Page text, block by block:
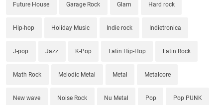
Future House Garage Rock Glam Hard rock
Hip-hop Holiday Music Indie rock Indietronica
J-pop Jazz K-Pop Latin Hip-Hop Latin Rock
Math Rock Melodic Metal Metal Metalcore
New wave Noise Rock Nu Metal Pop Pop PUNK